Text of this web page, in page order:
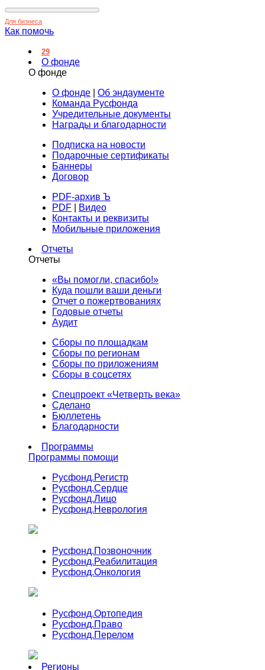
Для бизнеса
Как помочь
29
О фонде
О фонде
О фонде
Об эндаументе
Команда Русфонда
Учредительные документы
Награды и благодарности
Подписка на новости
Подарочные сертификаты
Баннеры
Договор
PDF-архив Ъ
PDF
Видео
Контакты и реквизиты
Мобильные приложения
Отчеты
Отчеты
«Вы помогли, спасибо!»
Куда пошли ваши деньги
Отчет о пожертвованиях
Годовые отчеты
Аудит
Сборы по площадкам
Сборы по регионам
Сборы по приложениям
Сборы в соцсетях
Спецпроект «Четверть века»
Сделано
Бюллетень
Благодарности
Программы
Программы помощи
Русфонд.Регистр
Русфонд.Сердце
Русфонд.Лицо
Русфонд.Неврология
Русфонд.Позвоночник
Русфонд.Реабилитация
Русфонд.Онкология
Русфонд.Ортопедия
Русфонд.Право
Русфонд.Перелом
Регионы